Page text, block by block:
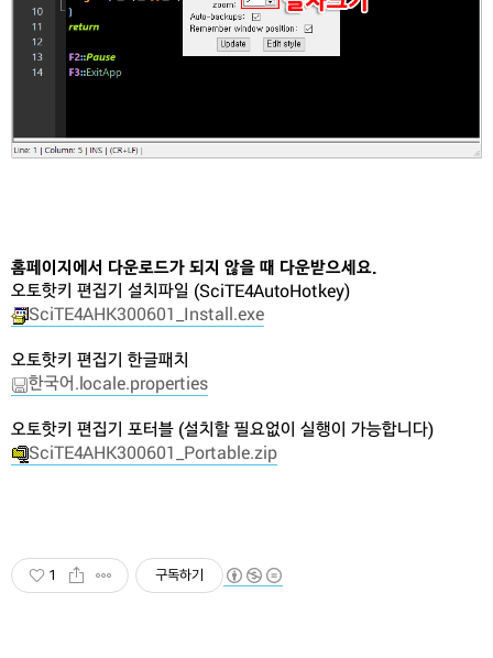
홈페이지에서 다운로드가 되지 않을 때 다운받으세요.
오토핫키 편집기 설치파일 (SciTE4AutoHotkey)
SciTE4AHK300601_Install.exe
오토핫키 편집기 한글패치
한국어.locale.properties
오토핫키 편집기 포터블 (설치할 필요없이 실행이 가능합니다)
SciTE4AHK300601_Portable.zip
1 구독하기